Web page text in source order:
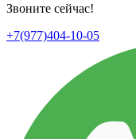
Звоните сейчас!
+7(977)404-10-05